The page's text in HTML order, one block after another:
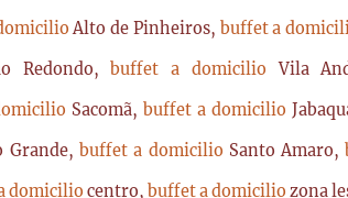
Alto de Pinheiros, buffet a
Redondo,buffet a domicilioVila
Sacomã,buffet a domicilio
Grande, buffet a domicilio Santo Amaro,
domicilio centro, buffet a domicilio zona